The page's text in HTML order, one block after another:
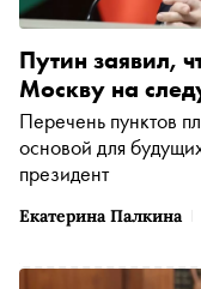
Екатерина Палкина
Путин заявил,
Москву на
Перечень пунктов
основой для
президент